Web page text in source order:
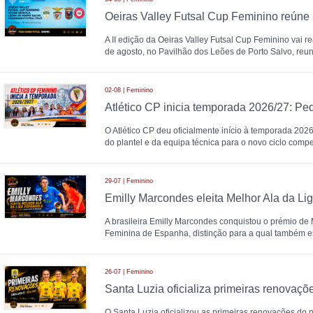
A II edição da Oeiras Valley Futsal Cup Feminino vai
de agosto, no Pavilhão dos Leões de Porto Salvo,
02-08 | Feminino
O Atlético CP deu oficialmente início à temporada
do plantel e da equipa técnica para o novo ciclo
29-07 | Feminino
A brasileira Emilly Marcondes conquistou o prémio de
Feminina de Espanha, distinção para a qual também
26-07 | Feminino